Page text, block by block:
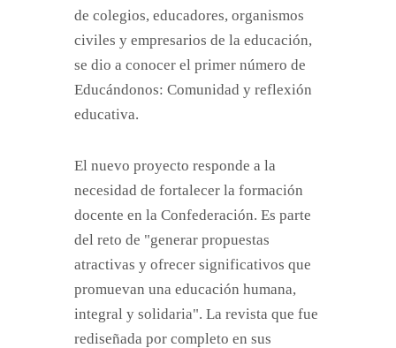
de colegios, educadores, organismos
civiles y empresarios de la educación,
se dio a conocer el primer número de
Educándonos: Comunidad y reflexión
educativa.
El nuevo proyecto responde a la
necesidad de fortalecer la formación
docente en la Confederación. Es parte
del reto de "generar propuestas
atractivas y ofrecer significativos que
promuevan una educación humana,
integral y solidaria". La revista que fue
rediseñada por completo en sus